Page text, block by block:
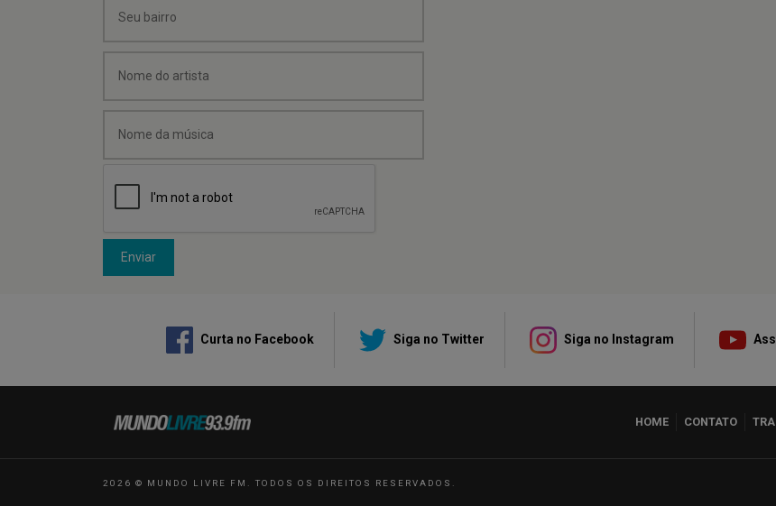
Enviar
Curta no Facebook Siga no Twitter Siga no Instagram
HOME CONTATO
2026 © MUNDO LIVRE FM. TODOS OS DIREITOS RESERVADOS.